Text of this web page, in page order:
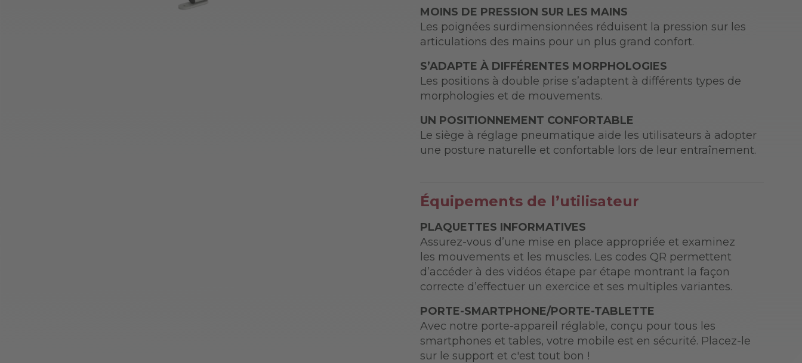
MOINS DE PRESSION SUR LES MAINS
Les poignées surdimensionnées réduisent la pression sur les
articulations des mains pour un plus grand confort.
S’ADAPTE À DIFFÉRENTES MORPHOLOGIES
Les positions à double prise s’adaptent à différents types de
morphologies et de mouvements.
UN POSITIONNEMENT CONFORTABLE
Le siège à réglage pneumatique aide les utilisateurs à adopter
une posture naturelle et confortable lors de leur entraînement.
Équipements de l’utilisateur
PLAQUETTES INFORMATIVES
Assurez-vous d’une mise en place appropriée et examinez
les mouvements et les muscles. Les codes QR permettent
d’accéder à des vidéos étape par étape montrant la façon
correcte d’effectuer un exercice et ses multiples variantes.
PORTE-SMARTPHONE/PORTE-TABLETTE
Avec notre porte-appareil réglable, conçu pour tous les
smartphones et tables, votre mobile est en sécurité. Placez-le
sur le support et c'est tout bon !